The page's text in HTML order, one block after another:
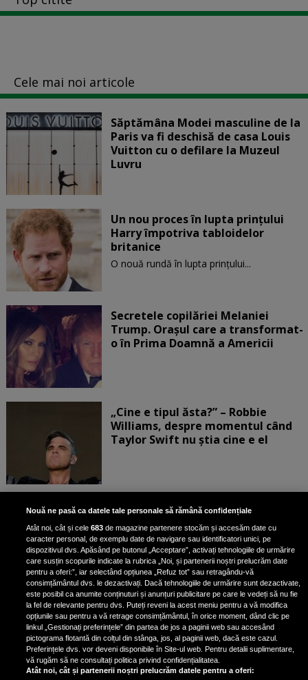
Cele mai noi articole
Săptămâna Modei masculine de la
Paris va fi deschisă de casa Louis
Vuitton cu o defilare la Muzeul
Luvru
Un nou proces în lupta prinţului
Harry împotriva tabloidelor
britanice
O nouă rundă în lupta prinţului...
Secretele copilăriei Melaniei
Trump. Orașul care a transformat-
o în Prima Doamnă a Americii
„Cine e tipul ăsta?” – Robbie
Williams, despre momentul când
Taylor Swift nu știa cine e el
Bruce Dickinson, solistul trupei
Iron Maiden, şi-a arătat talentul
de scrimer la un concurs în Franţa
Nicki Minaj, acuzată de agresiune
de fostul manager: Detalii șocante
din proces
Nicki Minaj le-a lăudat pe...
Nouă ne pasă ca datele tale personale să rămână confidențiale
Atât noi, cât și cele683 de magazine partenere stocăm și accesăm date cu
caracter personal, de exemplu date de navigare sau identificatori unici, pe
dispozitivul dvs. Apăsând pe butonul „Acceptare”, activați tehnologiile de urmărire
care susțin scopurile indicate la rubrica „Noi, și partenerii noștri prelucrăm date
pentru a oferi:”, iar selectând opțiunea „Refuz tot” sau retragându-vă
consimțământul dvs. le dezactivați. Dacă tehnologiile de urmărire sunt dezactivate,
este posibil ca anumite conținuturi și anunțuri publicitare pe care le vedeți să nu fie
la fel de relevante pentru dvs. Puteți reveni la acest meniu pentru a vă modifica
opțiunile sau pentru a vă retrage consimțământul, în orice moment, dând clic pe
linkul „Gestionați preferințele” din partea de jos a paginii web sau accesând
pictograma flotantă din colțul din stânga, jos, al paginii web, dacă este cazul.
Preferințele dvs. vor deveni disponibile în Site-ul web. Pentru detalii suplimentare,
vă rugăm să ne consultați politica privind confidențialitatea.
Atât noi, cât și partenerii noștri prelucrăm datele pentru a oferi: